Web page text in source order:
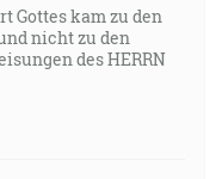
Gottes kam zu den
nicht zu den
des HERRN